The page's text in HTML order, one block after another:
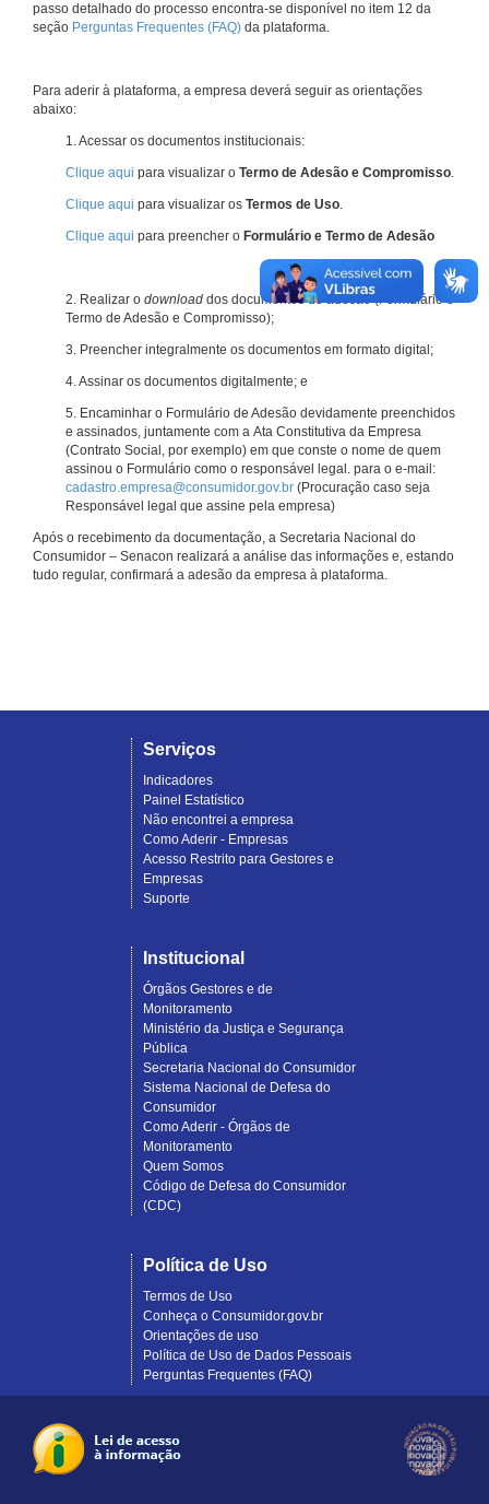
passo detalhado do processo encontra-se disponível no item 12 da
seção Perguntas Frequentes (FAQ) da plataforma.
Para aderir à plataforma, a empresa deverá seguir as orientações
abaixo:
1. Acessar os documentos institucionais:
Clique aqui para visualizar o Termo de Adesão e Compromisso.
Clique aqui para visualizar os Termos de Uso.
Clique aqui para preencher o Formulário e Termo de Adesão
2. Realizar o download dos documentos de adesão (Formulário e
Termo de Adesão e Compromisso);
3. Preencher integralmente os documentos em formato digital;
4. Assinar os documentos digitalmente; e
5. Encaminhar o Formulário de Adesão devidamente preenchidos
e assinados, juntamente com a Ata Constitutiva da Empresa
(Contrato Social, por exemplo) em que conste o nome de quem
assinou o Formulário como o responsável legal. para o e-mail:
cadastro.empresa@consumidor.gov.br (Procuração caso seja
Responsável legal que assine pela empresa)
Após o recebimento da documentação, a Secretaria Nacional do
Consumidor – Senacon realizará a análise das informações e, estando
tudo regular, confirmará a adesão da empresa à plataforma.
Serviços
Indicadores
Painel Estatístico
Não encontrei a empresa
Como Aderir - Empresas
Acesso Restrito para Gestores e
Empresas
Suporte
Institucional
Órgãos Gestores e de
Monitoramento
Ministério da Justiça e Segurança
Pública
Secretaria Nacional do Consumidor
Sistema Nacional de Defesa do
Consumidor
Como Aderir - Órgãos de
Monitoramento
Quem Somos
Código de Defesa do Consumidor
(CDC)
Política de Uso
Termos de Uso
Conheça o Consumidor.gov.br
Orientações de uso
Política de Uso de Dados Pessoais
Perguntas Frequentes (FAQ)